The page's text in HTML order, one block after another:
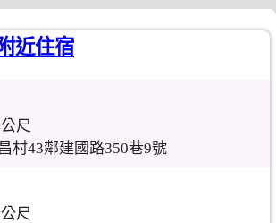
近住宿
尺
村43鄰建國路350巷9號
尺